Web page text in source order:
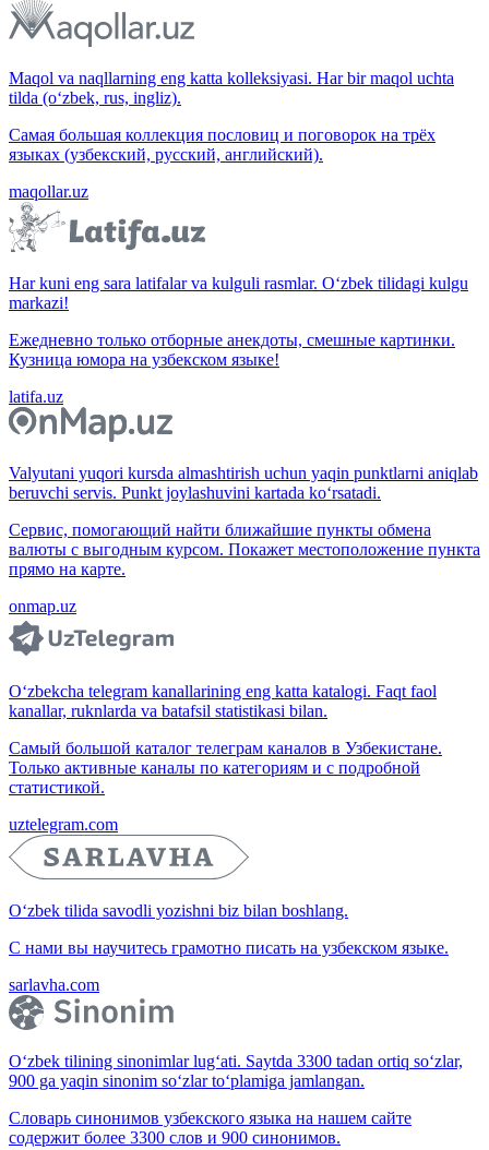
Maqol va naqllarning eng katta kolleksiyasi. Har bir maqol uchta
tilda (o‘zbek, rus, ingliz).
Самая большая коллекция пословиц и поговорок на трёх
языках (узбекский, русский, английский).
maqollar.uz
Har kuni eng sara latifalar va kulguli rasmlar. O‘zbek tilidagi kulgu
markazi!
Ежедневно только отборные анекдоты, смешные картинки.
Кузница юмора на узбекском языке!
latifa.uz
Valyutani yuqori kursda almashtirish uchun yaqin punktlarni aniqlab
beruvchi servis. Punkt joylashuvini kartada ko‘rsatadi.
Сервис, помогающий найти ближайшие пункты обмена
валюты с выгодным курсом. Покажет местоположение пункта
прямо на карте.
onmap.uz
O‘zbekcha telegram kanallarining eng katta katalogi. Faqt faol
kanallar, ruknlarda va batafsil statistikasi bilan.
Самый большой каталог телеграм каналов в Узбекистане.
Только активные каналы по категориям и с подробной
статистикой.
uztelegram.com
O‘zbek tilida savodli yozishni biz bilan boshlang.
С нами вы научитесь грамотно писать на узбекском языке.
sarlavha.com
O‘zbek tilining sinonimlar lug‘ati. Saytda 3300 tadan ortiq so‘zlar,
900 ga yaqin sinonim so‘zlar to‘plamiga jamlangan.
Словарь синонимов узбекского языка на нашем сайте
содержит более 3300 слов и 900 синонимов.